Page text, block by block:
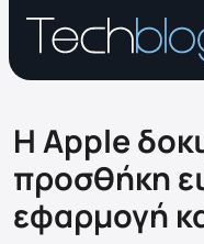
Η Apple
προσθήκη
εφαρμογή